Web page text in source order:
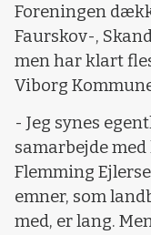
Foreningen
Faurskov-,
men har klart
Viborg
- Jeg synes
samarbejde
Flemming
emner, som
med, er lang.